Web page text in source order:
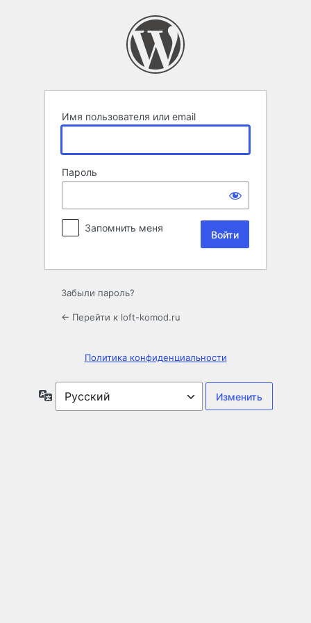
Имя пользователя или email
Пароль
Запомнить меня
Забыли пароль?
← Перейти к loft-komod.ru
Политика конфиденциальности
Язык